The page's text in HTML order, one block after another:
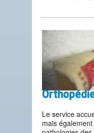
Le service
mais